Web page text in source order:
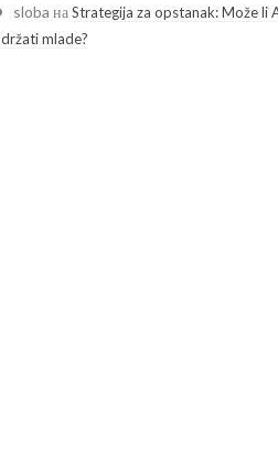
sloba наStrategija za opstanak: Može li
mlade?